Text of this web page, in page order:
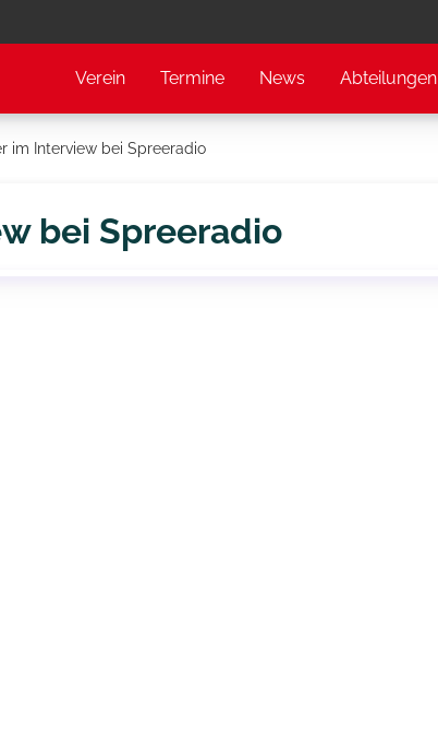
Verein Termine News Abteilungen
im Interview bei Spreeradio
bei Spreeradio